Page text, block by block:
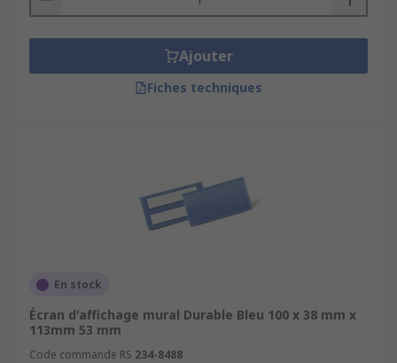
Ajouter
Fiches techniques
En stock
Écran d'affichage mural Durable Bleu 100 x 38 mm x
113mm 53 mm
Code commande RS 234-8488